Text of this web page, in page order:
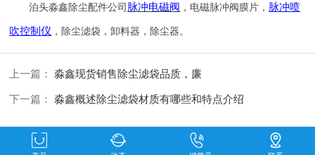
泊头淼鑫除尘配件公司 脉冲电磁阀 ，电磁脉冲阀膜片， 脉冲喷
吹控制仪 ，除尘滤袋，卸料器，除尘器。
上一篇： 淼鑫现货销售除尘滤袋品质，廉
下一篇： 淼鑫概述除尘滤袋材质有哪些和特点介绍